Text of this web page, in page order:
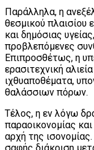
Παράλληλα, η
θεσμικού πλαισίου
και δημόσιας
προβλεπόμενες
Επιπροσθέτως, η
ερασιτεχνική
ιχθυαποθέματα,
θαλάσσιων πόρων.
Τέλος, η εν λόγω
παραοικονομίας
αρχή της